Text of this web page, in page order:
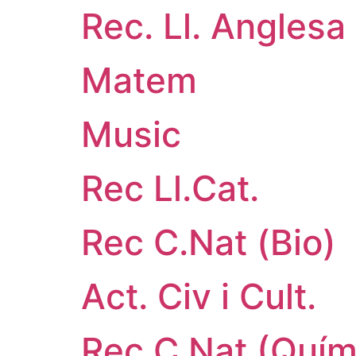
Rec. Ll. Anglesa
Matem
Music
Rec Ll.Cat.
Rec C.Nat (Bio)
Act. Civ i Cult.